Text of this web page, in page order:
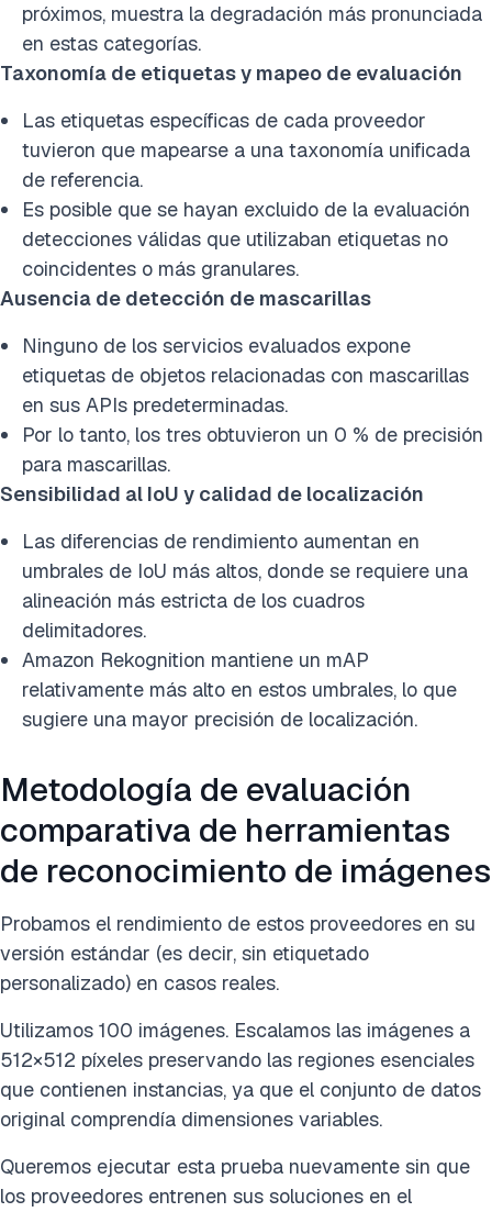
próximos, muestra la degradación más pronunciada
en estas categorías.
Taxonomía de etiquetas y mapeo de evaluación
Las etiquetas específicas de cada proveedor
tuvieron que mapearse a una taxonomía unificada
de referencia.
Es posible que se hayan excluido de la evaluación
detecciones válidas que utilizaban etiquetas no
coincidentes o más granulares.
Ausencia de detección de mascarillas
Ninguno de los servicios evaluados expone
etiquetas de objetos relacionadas con mascarillas
en sus APIs predeterminadas.
Por lo tanto, los tres obtuvieron un 0 % de precisión
para mascarillas.
Sensibilidad al IoU y calidad de localización
Las diferencias de rendimiento aumentan en
umbrales de IoU más altos, donde se requiere una
alineación más estricta de los cuadros
delimitadores.
Amazon Rekognition mantiene un mAP
relativamente más alto en estos umbrales, lo que
sugiere una mayor precisión de localización.
Metodología de evaluación
comparativa de herramientas
de reconocimiento de imágenes
Probamos el rendimiento de estos proveedores en su
versión estándar (es decir, sin etiquetado
personalizado) en casos reales.
Utilizamos 100 imágenes. Escalamos las imágenes a
512×512 píxeles preservando las regiones esenciales
que contienen instancias, ya que el conjunto de datos
original comprendía dimensiones variables.
Queremos ejecutar esta prueba nuevamente sin que
los proveedores entrenen sus soluciones en el